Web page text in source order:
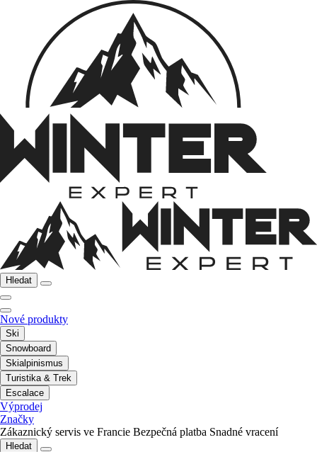
Hledat
Nové produkty
Ski
Snowboard
Skialpinismus
Turistika & Trek
Escalace
Výprodej
Značky
Zákaznický servis ve Francie Bezpečná platba Snadné vracení
Hledat